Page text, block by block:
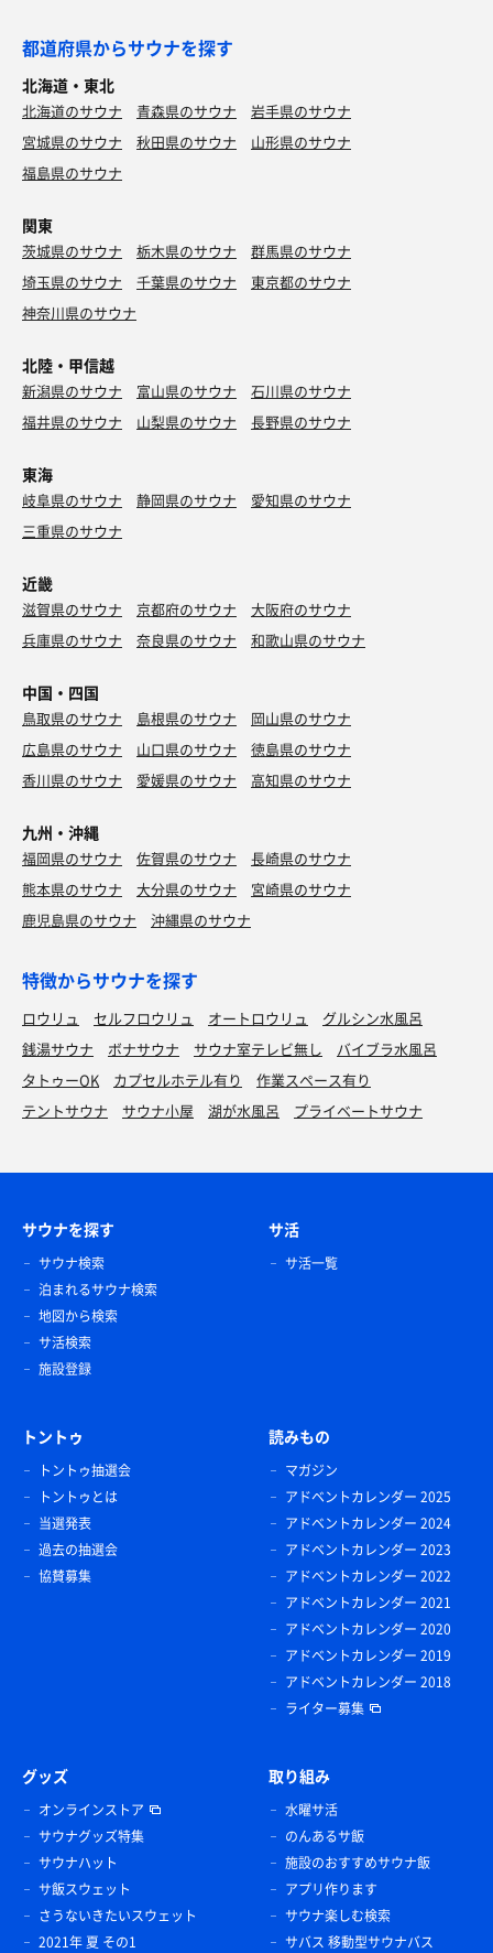
都道府県からサウナを探す
北海道・東北
北海道のサウナ 青森県のサウナ
岩手県のサウナ
宮城県のサウナ
秋田県のサウナ
山形県のサウナ
福島県のサウナ
関東
茨城県のサウナ 栃木県のサウナ
群馬県のサウナ
埼玉県のサウナ
千葉県のサウナ
東京都のサウナ
神奈川県のサウナ
北陸・甲信越
新潟県のサウナ 富山県のサウナ
石川県のサウナ
福井県のサウナ
山梨県のサウナ 長野県のサウナ
東海
岐阜県のサウナ 静岡県のサウナ
愛知県のサウナ
三重県のサウナ
近畿
滋賀県のサウナ 京都府のサウナ
大阪府のサウナ
兵庫県のサウナ
奈良県のサウナ 和歌山県のサウナ
中国・四国
鳥取県のサウナ 島根県のサウナ
岡山県のサウナ
広島県のサウナ
山口県のサウナ
徳島県のサウナ
香川県のサウナ
愛媛県のサウナ 高知県のサウナ
九州・沖縄
福岡県のサウナ 佐賀県のサウナ
長崎県のサウナ
熊本県のサウナ
大分県のサウナ
宮崎県のサウナ
鹿児島県のサウナ
沖縄県のサウナ
特徴からサウナを探す
ロウリュ セルフロウリュ オートロウリュ
グルシン水風呂
銭湯サウナ
ボナサウナ サウナ室テレビ無し
バイブラ水風呂
タトゥーOK
カプセルホテル有り
作業スペース有り
テントサウナ
サウナ小屋 湖が水風呂 プライベートサウナ
サウナを探す
サウナ検索
泊まれるサウナ検索
地図から検索
サ活検索
施設登録
サ活
サ活一覧
トントゥ
トントゥ抽選会
トントゥとは
当選発表
過去の抽選会
協賛募集
読みもの
マガジン
アドベントカレンダー 2025
アドベントカレンダー 2024
アドベントカレンダー 2023
アドベントカレンダー 2022
アドベントカレンダー 2021
アドベントカレンダー 2020
アドベントカレンダー 2019
アドベントカレンダー 2018
ライター募集
グッズ
オンラインストア
サウナグッズ特集
サウナハット
サ飯スウェット
さうないきたいスウェット
2021年 夏 その1
取り組み
水曜サ活
のんあるサ飯
施設のおすすめサウナ飯
アプリ作ります
サウナ楽しむ検索
サバス 移動型サウナバス